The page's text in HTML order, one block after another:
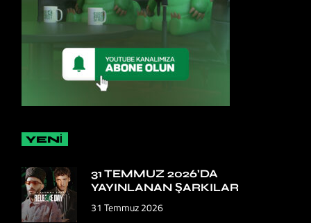
YENİ
31 TEMMUZ 2026’DA
YAYINLANAN ŞARKILAR
31 Temmuz 2026